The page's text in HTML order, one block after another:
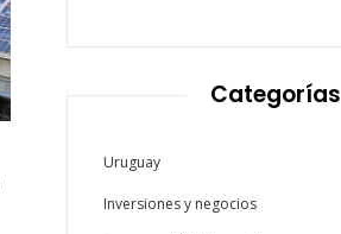
Categorías
Uruguay
Inversiones y negocios